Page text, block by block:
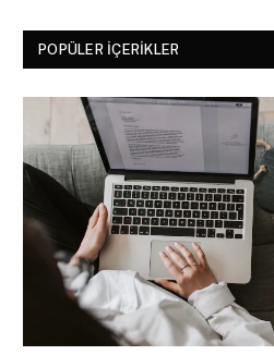
POPÜLER İÇERIKLER